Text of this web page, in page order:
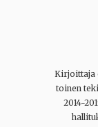
Kirjoittaja
toinen
2014-